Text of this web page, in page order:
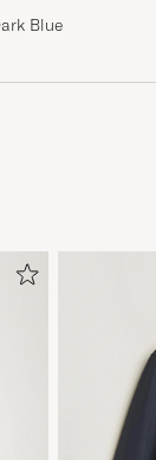
Blue